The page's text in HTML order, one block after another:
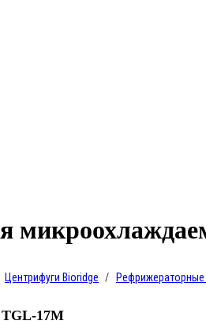
Центрифуги Bioridge Рефрижераторные
TGL-17M